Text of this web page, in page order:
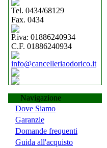
Tel. 0434/68129
Fax. 0434
P.iva: 01886240934
C.F. 01886240934
info@cancelleriaodorico.it
Navigazione
Dove Siamo
Garanzie
Domande frequenti
Guida all'acquisto